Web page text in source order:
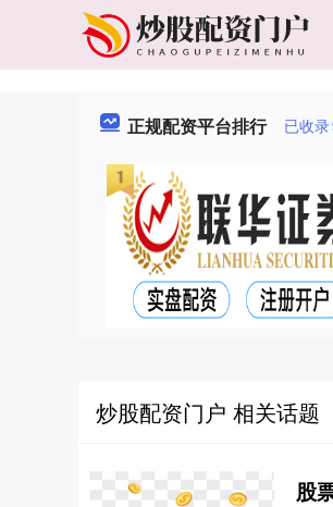
正规配资平台排行 已收录
炒股配资门户 相关话题
股